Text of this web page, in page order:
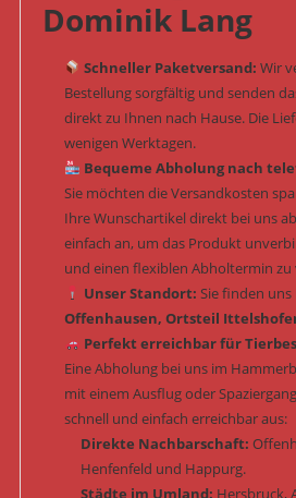
Dominik Lang
Schneller Paketversand: Wir
Bestellung sorgfältig und senden
direkt zu Ihnen nach Hause. Die
wenigen Werktagen.
Bequeme Abholung nach
Sie möchten die Versandkosten
Ihre Wunschartikel direkt bei uns
einfach an, um das Produkt
und einen flexiblen Abholtermin zu
Unser Standort: Sie finden uns
Offenhausen, Ortsteil
Perfekt erreichbar für
Eine Abholung bei uns im
mit einem Ausflug oder
schnell und einfach erreichbar aus:
Direkte Nachbarschaft:
Henfenfeld und Happurg.
Städte im Umland: Hersbruck,